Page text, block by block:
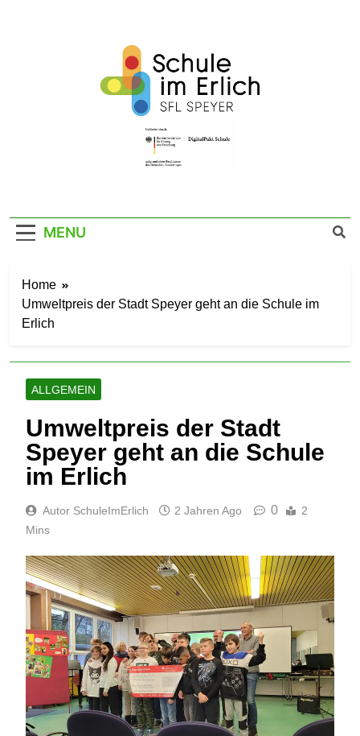
Erlich Speyer
MENU
Home
Umweltpreis der Stadt Speyer geht an die Schule im
Erlich
ALLGEMEIN
Umweltpreis der Stadt
Speyer geht an die Schule
im Erlich
Autor SchuleImErlich 2 Jahren Ago 0
2
Mins